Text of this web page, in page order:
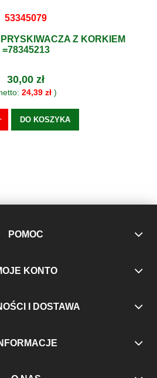
53345079
Z KORKIEM
=78345213
30,00 zł
24,39 zł)
DO KOSZYKA
POMOC
KONTO
I DOSTAWA